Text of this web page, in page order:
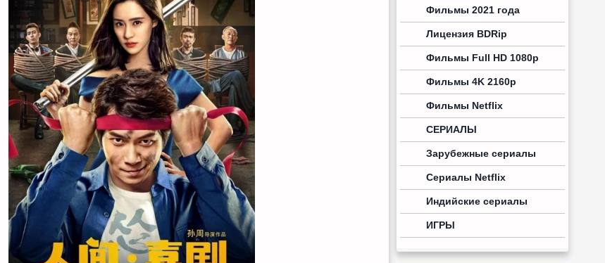
Фильмы 2021 года
Лицензия BDRip
Фильмы Full HD 1080p
Фильмы 4K 2160p
Фильмы Netflix
СЕРИАЛЫ
Зарубежные сериалы
Сериалы Netflix
Индийские сериалы
ИГРЫ